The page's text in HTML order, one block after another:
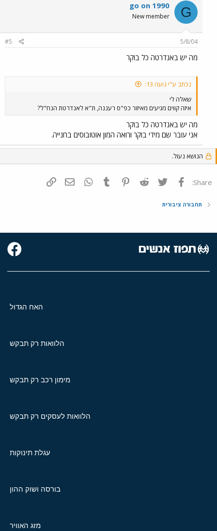
G
go on 1990
New member
5/8/04
#5
מה יש באנדרטה כל בוקר
נכתב ע"י נiעה 13:
שאלה לי
איזה קווים מגיעים מאיזור כפ"ס רעננה, ת"א לאנדרטת הנח"ל?
מה יש באנדרטה כל בוקר
אני עובר שם מידי בוקר ורואה המון אוטובוסים בחנייה.
הנושא נעול.
Share: פייסבוק Twitter
Reddit
Pinterest
Tumblr
WhatsAppדואר אלקטרוני
תחבורה ציבורית
האח הגדול
הלוואות רק תבקש
מימון רכב רק תבקש
הלוואות לעסקים רק תבקש
עגלת תינוקות
בורסה ושוק ההון
מזג האוויר